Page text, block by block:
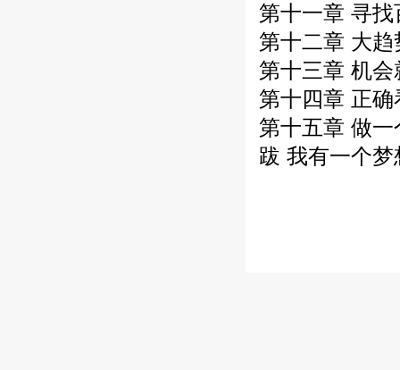
第十一章 寻
第十二章 大
第十三章 机
第十四章 正
第十五章 做
跋 我有一个梦